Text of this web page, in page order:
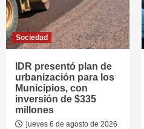
Sociedad
IDR presentó plan de
urbanización para los
Municipios, con
inversión de $335
millones
jueves 6 de agosto de 2026